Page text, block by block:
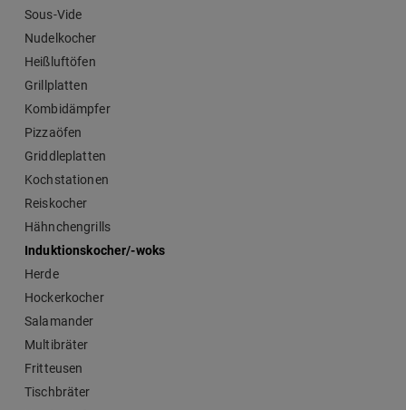
Sous-Vide
Nudelkocher
Heißluftöfen
Grillplatten
Kombidämpfer
Pizzaöfen
Griddleplatten
Kochstationen
Reiskocher
Hähnchengrills
Induktionskocher/-woks
Herde
Hockerkocher
Salamander
Multibräter
Fritteusen
Tischbräter